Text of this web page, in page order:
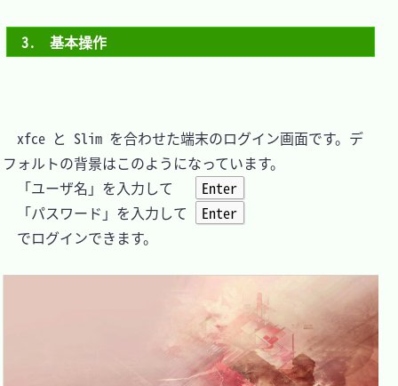
3.　基本操作
xfce と Slim を合わせた端末のログイン画面です。デ
フォルトの背景はこのようになっています。
「ユーザ名」を入力して
Enter
「パスワード」を入力して
Enter
でログインできます。